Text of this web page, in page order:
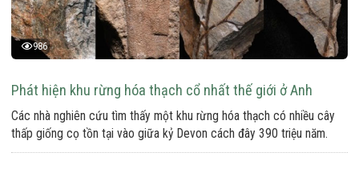
986
Phát hiện khu rừng hóa thạch cổ nhất thế giới ở Anh
Các nhà nghiên cứu tìm thấy một khu rừng hóa thạch có nhiều cây
thấp giống cọ tồn tại vào giữa kỷ Devon cách đây 390 triệu năm.